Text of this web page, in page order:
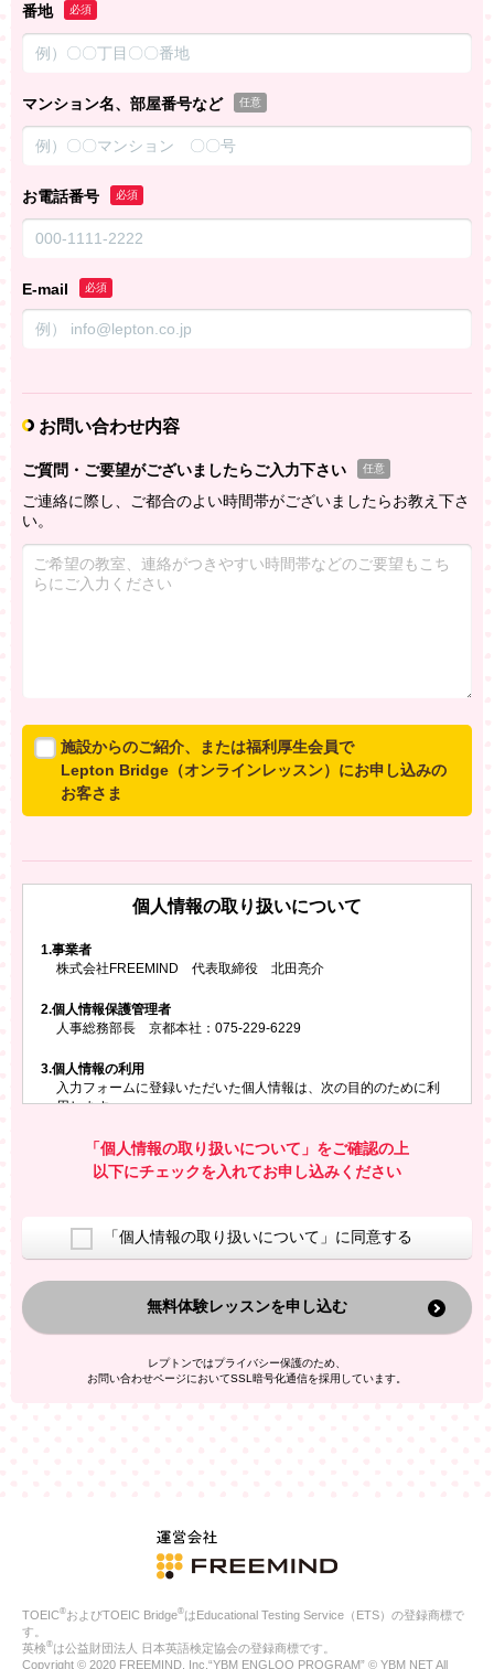
番地 必須
マンション名、部屋番号など 任意
お電話番号 必須
E-mail 必須
お問い合わせ内容
ご質問・ご要望がございましたらご入力下さい 任意
ご連絡に際し、ご都合のよい時間帯がございましたらお教え下さ
い。
施設からのご紹介、または福利厚生会員で
Lepton Bridge（オンラインレッスン）にお申し込みの
お客さま
いいたします。
※ご兄弟姉妹など複数でお申し込みの場合、お一人ず
所属施設名・会員番号またはクーポンコード
所属施設名
会員番号またはクーポンコード
個人情報の取り扱いについて
1.事業者
株式会社FREEMIND 代表取締役 北田亮介
2.個人情報保護管理者
人事総務部長 京都本社：075-229-6229
3.個人情報の利用
入力フォームに登録いただいた個人情報は、次の目的のために利
用します。
お問い合わせにお答えするため
レプトンのキャンペーンや新商品（新サービス）、新規開講教
室等をご案内するため
換した上で、広告・宣伝・販売促進活動に役立てること
上記の利用目的のために第三者へ提供すること
なお、この利用目的を超えた個人情報の取扱いは行いません。ま
た、これ以外の目的で個人情報を利用することはありません。
人情報を、本人が特定されないデータに不可逆変換した上で第三
者広告配信事業者においてマッチングを行い、その結果に基づい
ご本人の同意がある場合
法令に基づく場合
人の生命、身体または財産の保護のために必要がある場合であ
公衆衛生の向上または児童の健全な育成の推進のために特に必
合
「個人情報の取り扱いについて」をご確認の上
以下にチェックを入れてお申し込みください
「個人情報の取り扱いについて」に同意する
無料体験レッスンを申し込む
レプトンではプライバシー保護のため、
お問い合わせページにおいてSSL暗号化通信を採用しています。
TOEIC®およびTOEIC Bridge®はEducational Testing Service（ETS）の登録商標で
す。
英検®は公益財団法人 日本英語検定協会の登録商標です。
Copyright © 2020 FREEMIND, Inc.“YBM ENGLOO PROGRAM” © YBM NET All